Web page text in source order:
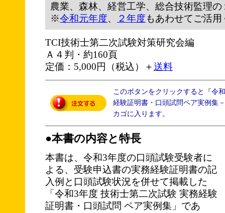
農業、森林、経営工学、総合技術監理の
※令和元年度、 ２年度もあわせてご活
TCI技術士第二次試験対策研究会編
Ａ４判・約160頁
定価：5,000円（税込）＋送料
このボタンをクリックすると『令
経験証明書・口頭試問ペア実例集
カゴに入ります。
●本書の内容と特長
本書は、令和3年度の口頭試験受験者に
よる、受験申込書の実務経験証明書の記
入例と口頭試験状況を併せて掲載した
「令和3年度 技術士第二次試験 実務経験
証明書・口頭試問 ペア実例集」であ